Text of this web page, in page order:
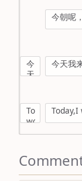
default
mandarin
english
今朝呢
今
天
和
大
家
说
说
我
今天我
Today,I
would
about
my